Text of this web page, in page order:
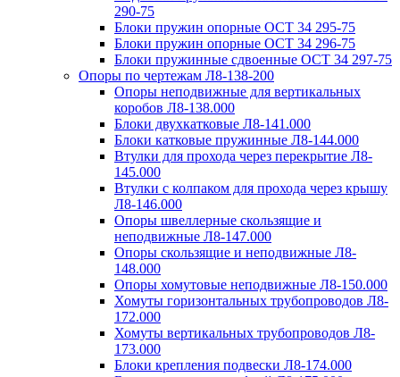
290-75
Блоки пружин опорные ОСТ 34 295-75
Блоки пружин опорные ОСТ 34 296-75
Блоки пружинные сдвоенные ОСТ 34 297-75
Опоры по чертежам Л8-138-200
Опоры неподвижные для вертикальных
коробов Л8-138.000
Блоки двухкатковые Л8-141.000
Блоки катковые пружинные Л8-144.000
Втулки для прохода через перекрытие Л8-
145.000
Втулки с колпаком для прохода через крышу
Л8-146.000
Опоры швеллерные скользящие и
неподвижные Л8-147.000
Опоры скользящие и неподвижные Л8-
148.000
Опоры хомутовые неподвижные Л8-150.000
Хомуты горизонтальных трубопроводов Л8-
172.000
Хомуты вертикальных трубопроводов Л8-
173.000
Блоки крепления подвески Л8-174.000